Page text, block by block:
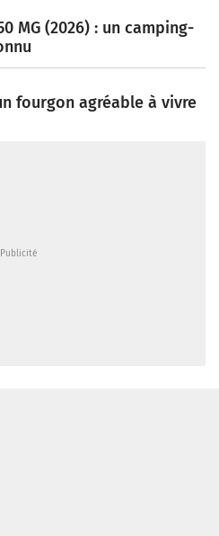
MG (2026) : un camping-
fourgon agréable à vivre